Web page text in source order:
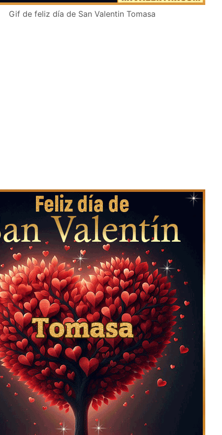
Gif de feliz día de San Valentin Tomasa